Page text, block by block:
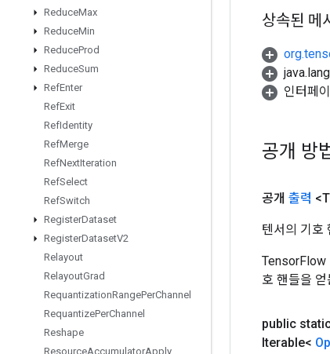
ReduceMax
ReduceMin
ReduceProd
ReduceSum
RefEnter
RefExit
RefIdentity
RefMerge
RefNextIteration
RefSelect
RefSwitch
RegisterDataset
RegisterDatasetV2
Relayout
RelayoutGrad
RequantizationRangePerChannel
RequantizePerChannel
Reshape
ResourceAccumulatorApply
상속된 메
인터페
공개 방
공개 출력
텐서의 기호
TensorFlow
호 핸들을
public
Iterable<